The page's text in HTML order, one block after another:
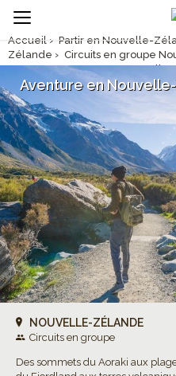
Accueil › Partir en Nouvelle-
Zélande › Circuits en groupe
groupe› Aventure en Nouvelle-
Aventure en
NOUVELLE-ZÉLANDE
Circuits en groupe
Des sommets du Aoraki aux